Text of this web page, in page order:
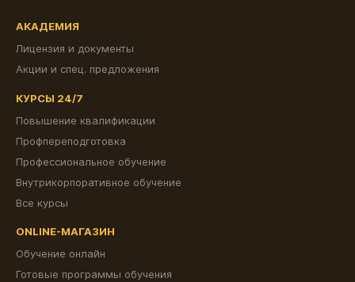
АКАДЕМИЯ
Лицензия и документы
Акции и спец. предложения
КУРСЫ 24/7
Повышение квалификации
Профпереподготовка
Профессиональное обучение
Внутрикорпоративное обучение
Все курсы
ONLINE-МАГАЗИН
Обучение онлайн
Готовые программы обучения